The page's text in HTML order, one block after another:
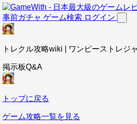
事前ガチャ ゲーム検索 ログイン
トレクル攻略wiki | ワンピーストレジ
掲示板Q&A
トップに戻る
ゲーム攻略一覧を見る